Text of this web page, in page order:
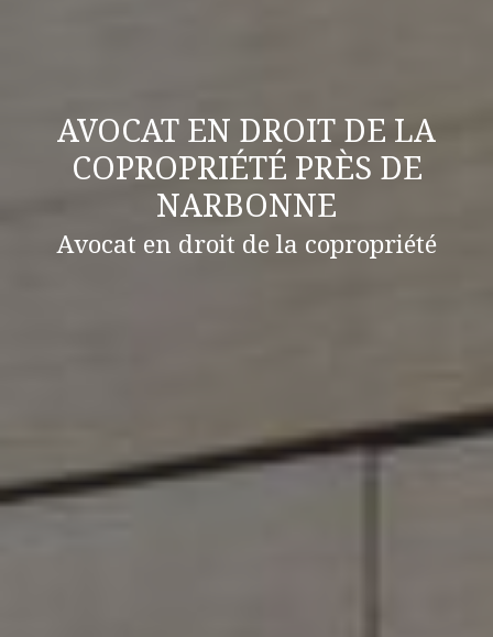
AVOCAT EN DROIT DE LA
COPROPRIÉTÉ PRÈS DE
NARBONNE
Avocat en droit de la copropriété